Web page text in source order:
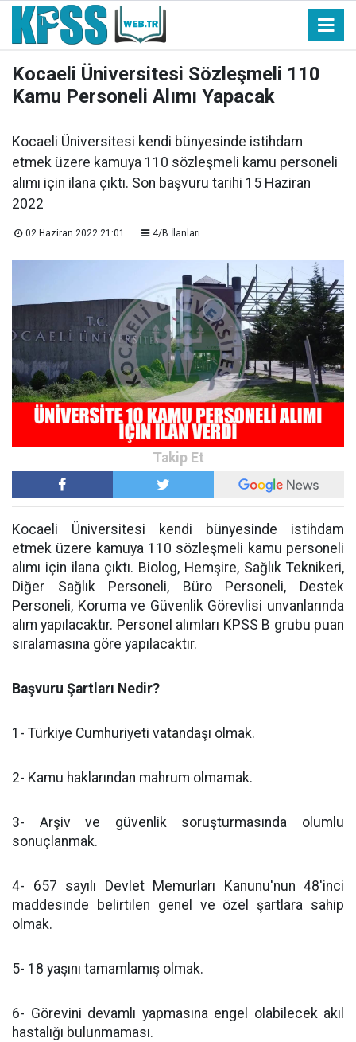
Kocaeli Üniversitesi Sözleşmeli 110
Kamu Personeli Alımı Yapacak
Kocaeli Üniversitesi kendi bünyesinde istihdam
etmek üzere kamuya 110 sözleşmeli kamu personeli
alımı için ilana çıktı. Son başvuru tarihi 15 Haziran
2022
02 Haziran 2022 21:01 4/B İlanları
Kocaeli Üniversitesi kendi bünyesinde istihdam
etmek üzere kamuya 110 sözleşmeli kamu personeli
alımı için ilana çıktı. Biolog, Hemşire, Sağlık Teknikeri,
Diğer Sağlık Personeli, Büro Personeli, Destek
Personeli, Koruma ve Güvenlik Görevlisi unvanlarında
alım yapılacaktır. Personel alımları KPSS B grubu puan
sıralamasına göre yapılacaktır.
Başvuru Şartları Nedir?
1- Türkiye Cumhuriyeti vatandaşı olmak.
2- Kamu haklarından mahrum olmamak.
3- Arşiv ve güvenlik soruşturmasında olumlu
sonuçlanmak.
4- 657 sayılı Devlet Memurları Kanunu'nun 48'inci
maddesinde belirtilen genel ve özel şartlara sahip
olmak.
5- 18 yaşını tamamlamış olmak.
6- Görevini devamlı yapmasına engel olabilecek akıl
hastalığı bulunmaması.